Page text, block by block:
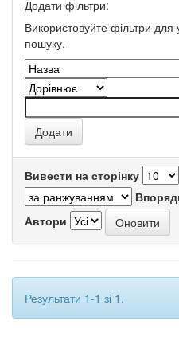
Додати фільтри:
Використовуйте фільтри для
пошуку.
Вивести на сторінку
Автори
Результати 1-1 зі 1.